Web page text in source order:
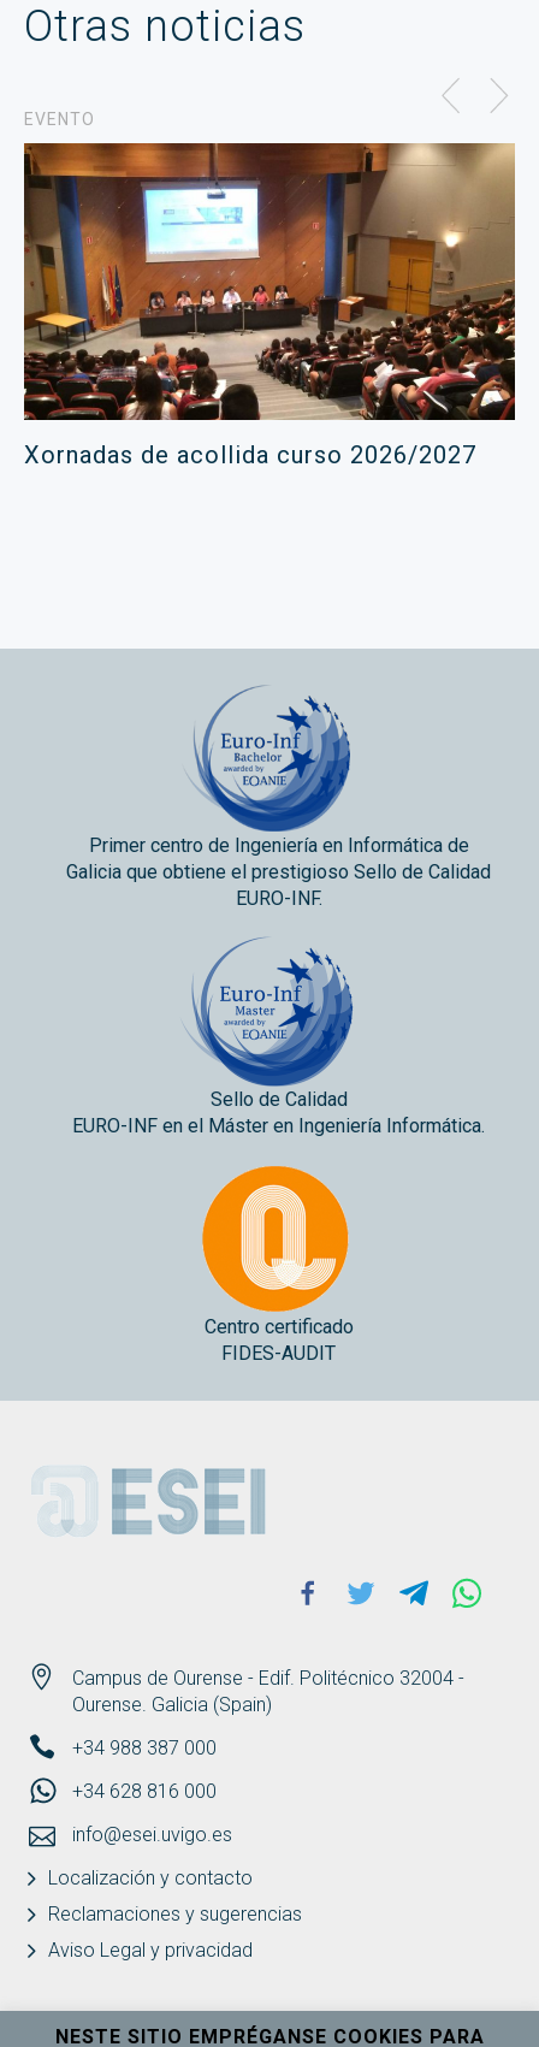
Otras noticias
EVENTO
Xornadas de acollida curso 2026/2027
Primer centro de Ingeniería en Informática de
Galicia que obtiene el prestigioso Sello de Calidad
EURO-INF.
Sello de Calidad
EURO-INF en el Máster en Ingeniería Informática.
Centro certificado
FIDES-AUDIT
ESEI
Campus de Ourense - Edif. Politécnico 32004 -
Ourense. Galicia (Spain)
+34 988 387 000
+34 628 816 000
info@esei.uvigo.es
Localización y contacto
Reclamaciones y sugerencias
Aviso Legal y privacidad
Facebook
Twitter Telegram
NESTE SITIO EMPRÉGANSE COOKIES PARA